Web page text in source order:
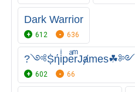
Dark Warrior
612 636
?༺ṨήiͥpeͣrͫJⱥmes☘༻
602 66